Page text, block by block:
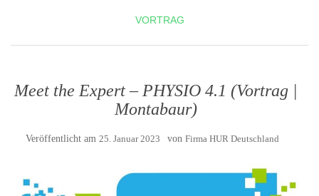
VORTRAG
Meet the Expert – PHYSIO 4.1 (Vortrag |
Montabaur)
Veröffentlicht am 25. Januar 2023 von Firma HUR Deutschland